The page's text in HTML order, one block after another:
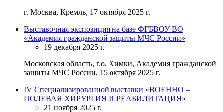
г. Москва, Кремль, 17 октября 2025 г.
Выставочная экспозиция на базе ФГБВОУ ВО
«Академия гражданской защиты МЧС России»
19 декабря 2025 г.
Московская область, г.о. Химки, Академия гражданской
защиты МЧС России, 15 октября 2025 г.
IV Специализированной выставки «ВОЕННО –
ПОЛЕВАЯ ХИРУРГИЯ И РЕАБИЛИТАЦИЯ»
21 ноября 2025 г.